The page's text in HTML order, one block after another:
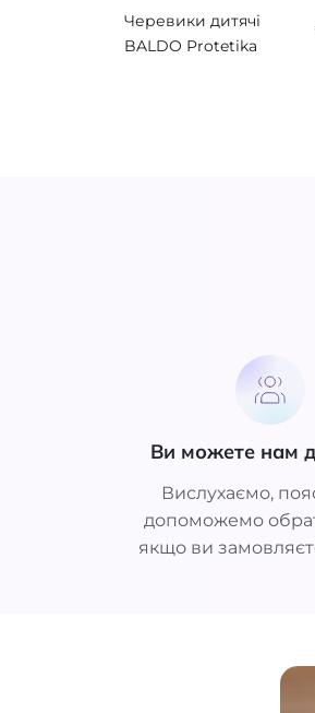
Черевики дитячі
BALDO Protetika
Ви можете нам
Вислухаємо,
допоможемо
якщо ви